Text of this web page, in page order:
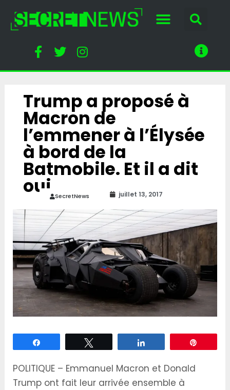
Trump a proposé à
Macron de
l’emmener à l’Élysée
à bord de la
Batmobile. Et il a dit
oui SecretNews juillet 13, 2017
POLITIQUE – Emmanuel Macron et Donald
Trump ont fait leur arrivée ensemble à